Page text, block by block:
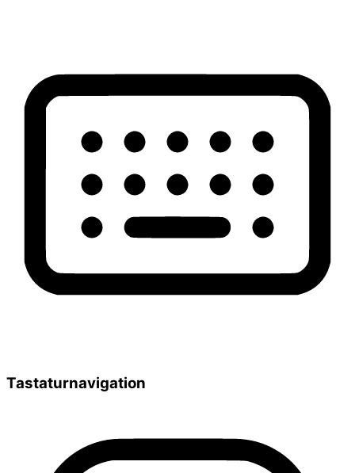
Tastaturnavigation